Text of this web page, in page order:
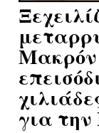
Μακρόν
για